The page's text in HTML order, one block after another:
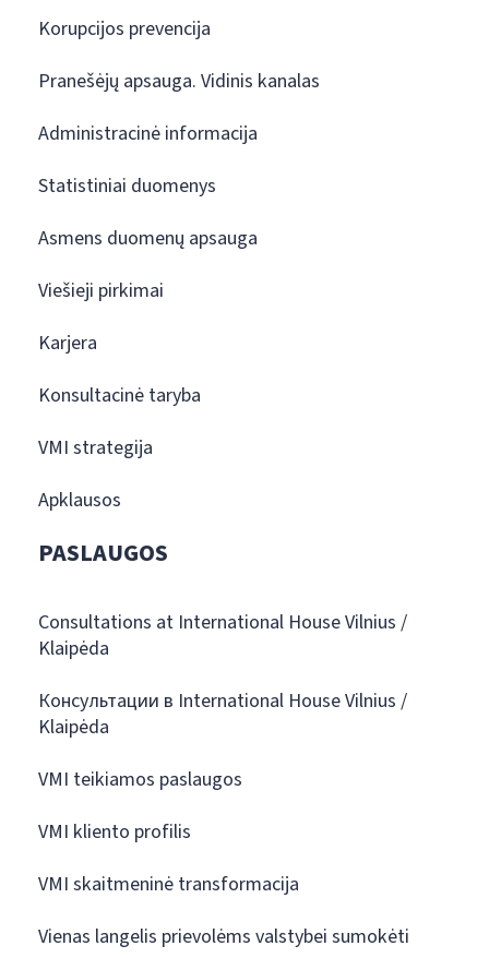
Korupcijos prevencija
Pranešėjų apsauga. Vidinis kanalas
Administracinė informacija
Statistiniai duomenys
Asmens duomenų apsauga
Viešieji pirkimai
Karjera
Konsultacinė taryba
VMI strategija
Apklausos
PASLAUGOS
Consultations at International House Vilnius /
Klaipėda
Консультации в International House Vilnius /
Klaipėda
VMI teikiamos paslaugos
VMI kliento profilis
VMI skaitmeninė transformacija
Vienas langelis prievolėms valstybei sumokėti